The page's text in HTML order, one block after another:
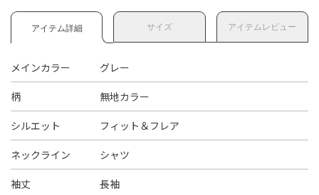
アイテム詳細 サイズ アイテムレビュー
メインカラー グレー
柄 無地カラー
シルエット フィット＆フレア
ネックライン シャツ
袖丈 長袖